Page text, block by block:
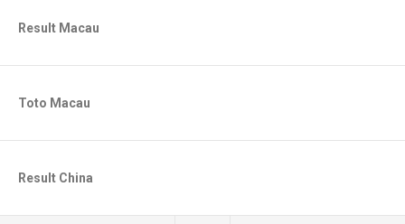
Result Macau
Toto Macau
Result China